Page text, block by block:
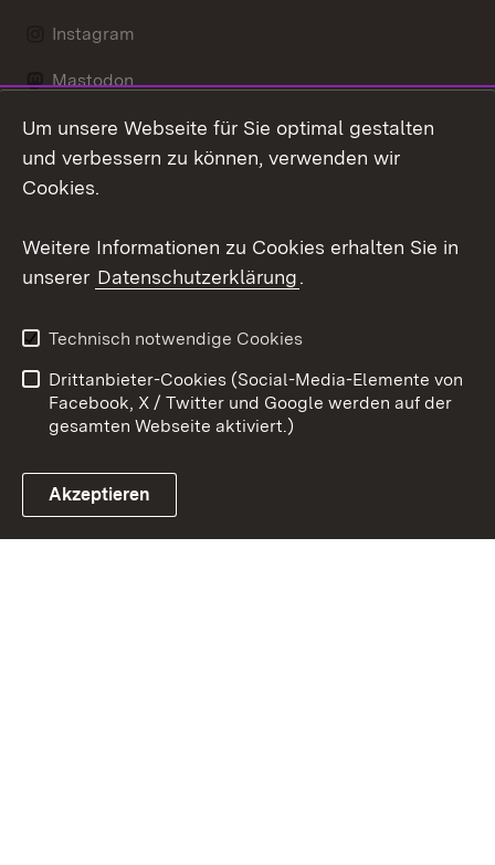
Instagram
Mastodon
Messenger
Link zum Landesportal
Kontakt
Impressum
Cookies
Um unsere Webseite für Sie optimal gestalten
und verbessern zu können, verwenden wir
Cookies.
Weitere Informationen zu Cookies erhalten Sie in
unserer Datenschutzerklärung.
Technisch notwendige Cookies
Drittanbieter-Cookies (Social-Media-Elemente von
Facebook, X / Twitter und Google werden auf der
gesamten Webseite aktiviert.)
Akzeptieren